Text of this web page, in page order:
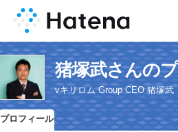
猪塚武さんの
vキリロム Group CEO 猪塚武
プロフィール